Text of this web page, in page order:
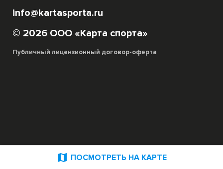
 ПОСМОТРЕТЬ НА КАРТЕ
info@kartasporta.ru
© 2026 ООО «Карта спорта»
Публичный лицензионный договор-оферта